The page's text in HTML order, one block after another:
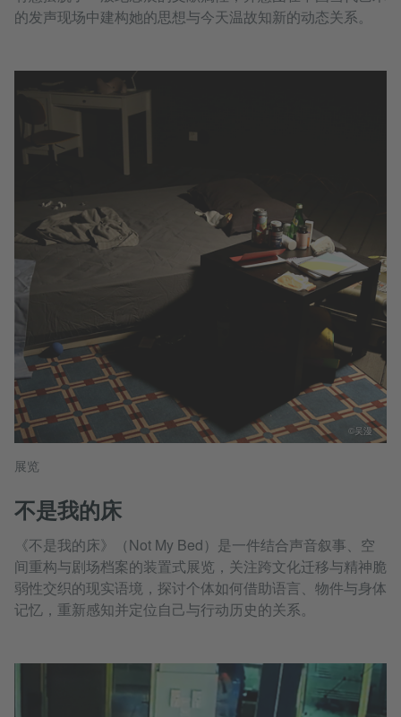
的发声现场中建构她的思想与今天温故知新的动态关系。
展览
不是我的床
《不是我的床》（Not My Bed）是一件结合声音叙事、空
间重构与剧场档案的装置式展览，关注跨文化迁移与精神脆
弱性交织的现实语境，探讨个体如何借助语言、物件与身体
记忆，重新感知并定位自己与行动历史的关系。
©吴漫